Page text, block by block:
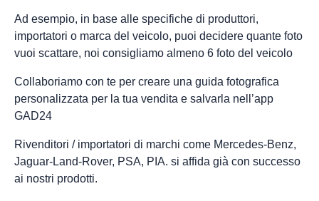
Ad esempio, in base alle specifiche di produttori,
importatori o marca del veicolo, puoi decidere quante foto
vuoi scattare, noi consigliamo almeno 6 foto del veicolo
Collaboriamo con te per creare una guida fotografica
personalizzata per la tua vendita e salvarla nell’app
GAD24
Rivenditori / importatori di marchi come Mercedes-Benz,
Jaguar-Land-Rover, PSA, PIA. si affida già con successo
ai nostri prodotti.